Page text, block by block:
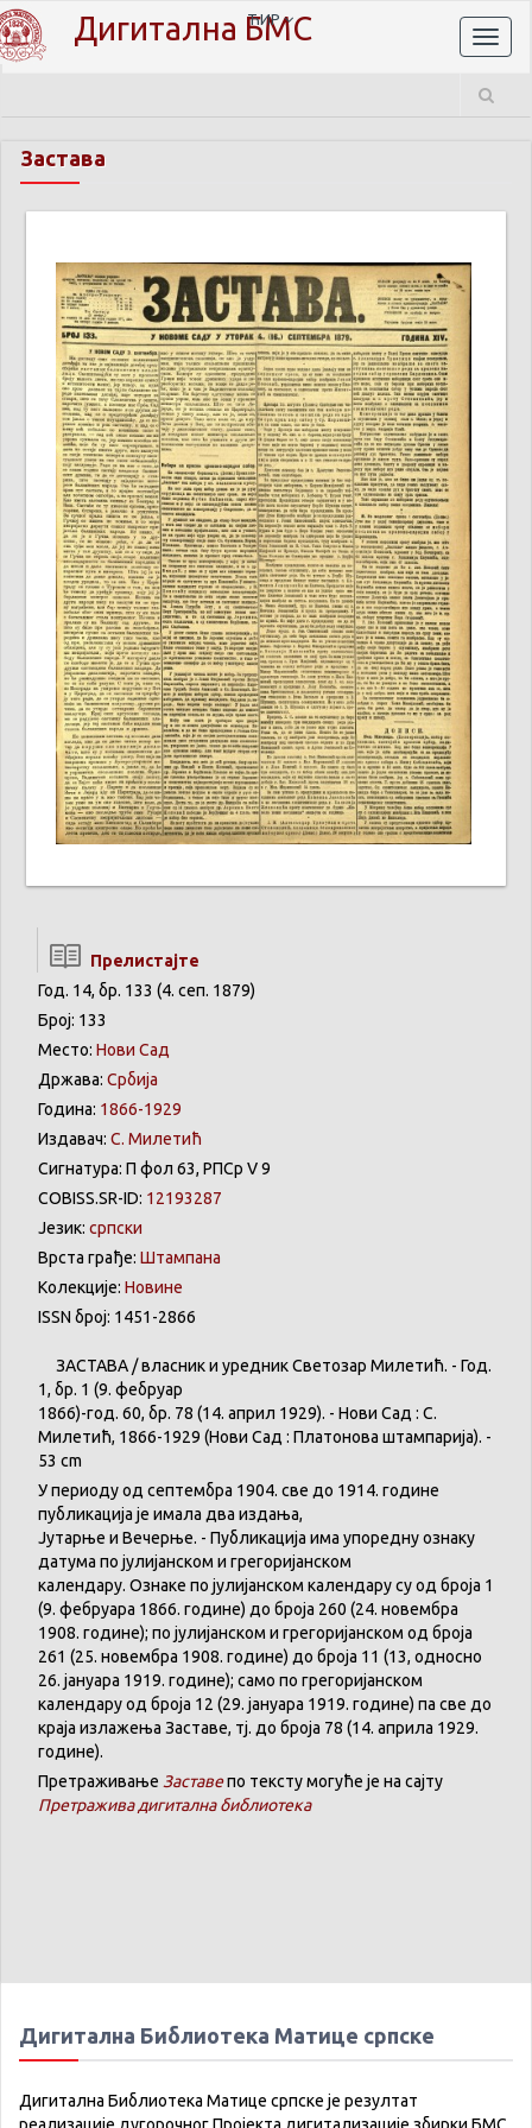
Дигитална БМС
ЋИР
Застава
Прелистајте
Год. 14, бр. 133 (4. сеп. 1879)
Број: 133
Место: Нови Сад
Држава: Србија
Година: 1866-1929
Издавач: С. Милетић
Сигнатура: П фол 63, РПСр V 9
COBISS.SR-ID: 12193287
Језик: српски
Врста грађе: Штампана
Колекције: Новине
ISSN број: 1451-2866
ЗАСТАВА /власники уредникСветозар Милетић. - Год.
1, бр. 1 (9. фебруар
1866)-год. 60, бр. 78 (14. април 1929). - Нови Сад : С.
Милетић, 1866-1929 (Нови Сад : Платонова штампарија). -
53 cm
Упериодуод септембра 1904. све до 1914. године
публикација је имала два издања,
Јутарње и Вечерње. - Публикација има упореднуознаку
датума по јулијанском и грегоријанском
календару. Ознаке по јулијанском календару су од броја 1
(9. фебруара 1866. године) до броја 260 (24. новембра
1908. године); по јулијанском и грегоријанском од броја
261 (25. новембра 1908. године) до броја 11 (13, односно
26. јануара 1919. године); само по грегоријанском
календаруод броја 12 (29. јануара 1919. године) па све до
краја излажења Заставе, тј. до броја 78 (14. априла 1929.
године).
Претраживање Заставепо тексту могуће је на сајту
Претражива дигитална библиотека
Дигитална Библиотека Матице српске
Дигитална Библиотека Матице српске је резултат